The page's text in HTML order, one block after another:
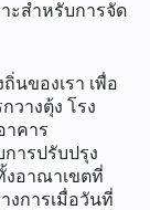
ะสำหรับการจัด
ของเรา เพื่อ
วางตุ้ง โรง
าคาร
ารปรับปรุง
งอาณาเขตที่
งการเมื่อวันที่